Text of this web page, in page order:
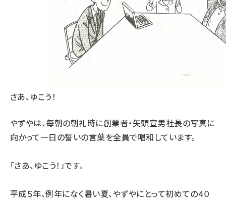
さあ、ゆこう！
やずやは、毎朝の朝礼時に創業者・矢頭宣男社長の写真に
向かって一日の誓いの言葉を全員で唱和しています。
「さあ、ゆこう！」です。
平成５年、例年になく暑い夏、やずやにとって初めての４０